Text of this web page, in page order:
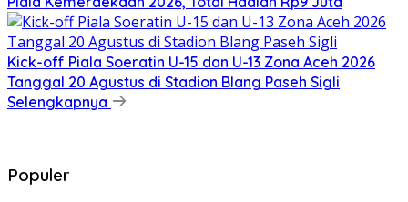
Kick-off Piala Soeratin U-15 dan U-13 Zona Aceh 2026
Tanggal 20 Agustus di Stadion Blang Paseh Sigli
Selengkapnya
Populer